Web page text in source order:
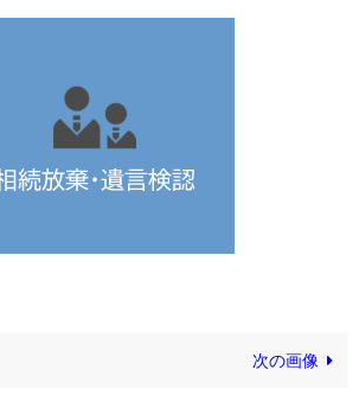
次の画像